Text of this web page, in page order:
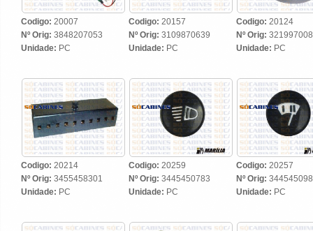
Codigo: 20007
Nº Orig: 3848207053
Unidade: PC
Codigo: 20157
Nº Orig: 3109870639
Unidade: PC
Codigo: 20124
Nº Orig:
Unidade: PC
Codigo: 20214
Nº Orig: 3455458301
Unidade: PC
Codigo: 20259
Nº Orig: 3445450783
Unidade: PC
Codigo: 20257
Nº Orig:
Unidade: PC